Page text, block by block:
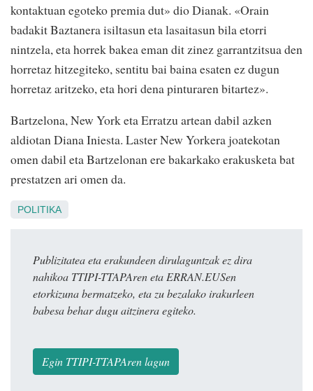
kontaktuan egoteko premia dut» dio Dianak. «Orain
badakit Baztanera isiltasun eta lasaitasun bila etorri
nintzela, eta horrek bakea eman dit zinez garrantzitsua den
horretaz hitzegiteko, sentitu bai baina esaten ez dugun
horretaz aritzeko, eta hori dena pinturaren bitartez».
Bartzelona, New York eta Erratzu artean dabil azken
aldiotan Diana Iniesta. Laster New Yorkera joatekotan
omen dabil eta Bartzelonan ere bakarkako erakusketa bat
prestatzen ari omen da.
POLITIKA
Publizitatea eta erakundeen dirulaguntzak ez dira
nahikoa TTIPI-TTAPAren eta ERRAN.EUSen
etorkizuna bermatzeko, eta zu bezalako irakurleen
babesa behar dugu aitzinera egiteko.
Egin TTIPI-TTAPAren lagun